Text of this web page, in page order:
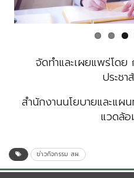
จัดทำและเผยแพร่โดย
ประช
สำนักงานนโยบายและแผ
แวดล้
ข่าวกิจกรรม สผ.